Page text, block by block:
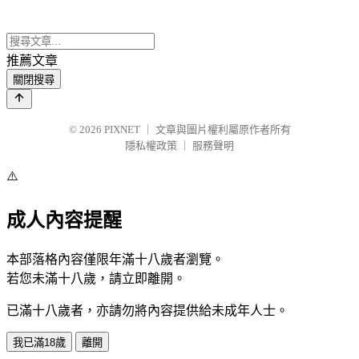
推薦文章
關閉搜尋
© 2026 PIXNET
文章與圖片權利屬原作者所有
隱私權政策
服務聲明
⚠️
成人內容提醒
本部落格內容僅限年滿十八歲者瀏覽。
若您未滿十八歲，請立即離開。
已滿十八歲者，亦請勿將內容提供給未成年人士。
我已滿18歲 離開